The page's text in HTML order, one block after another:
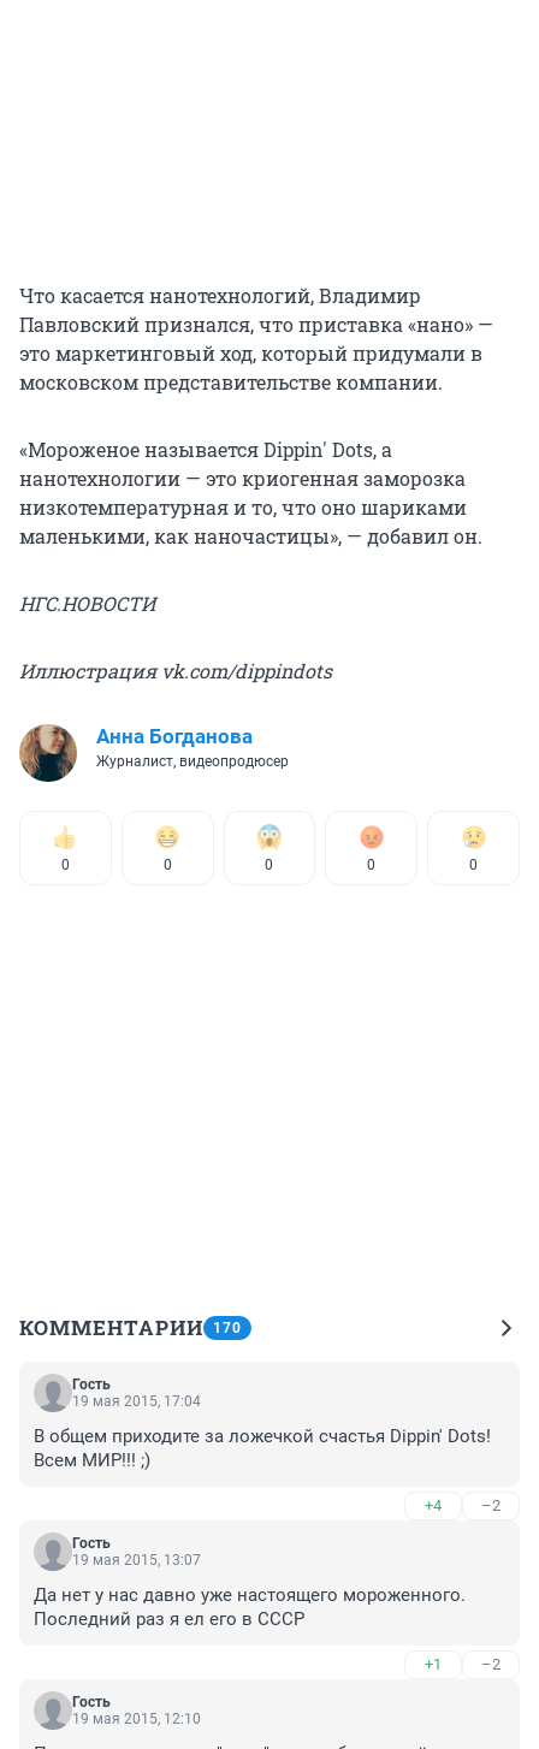
Что касается нанотехнологий, Владимир
Павловский признался, что приставка «нано» —
это маркетинговый ход, который придумали в
московском представительстве компании.
«Мороженое называется Dippin' Dots, а
нанотехнологии — это криогенная заморозка
низкотемпературная и то, что оно шариками
маленькими, как наночастицы», — добавил он.
НГС.НОВОСТИ
Иллюстрация vk.com/dippindots
Анна Богданова
Журналист, видеопродюсер
0 0 0 0 0
КОММЕНТАРИИ 170
Гость
19 мая 2015, 17:04
В общем приходите за ложечкой счастья Dippin' Dots!
Всем МИР!!! ;)
+4 –2
Гость
19 мая 2015, 13:07
Да нет у нас давно уже настоящего мороженного.
Последний раз я ел его в СССР
+1 –2
Гость
19 мая 2015, 12:10